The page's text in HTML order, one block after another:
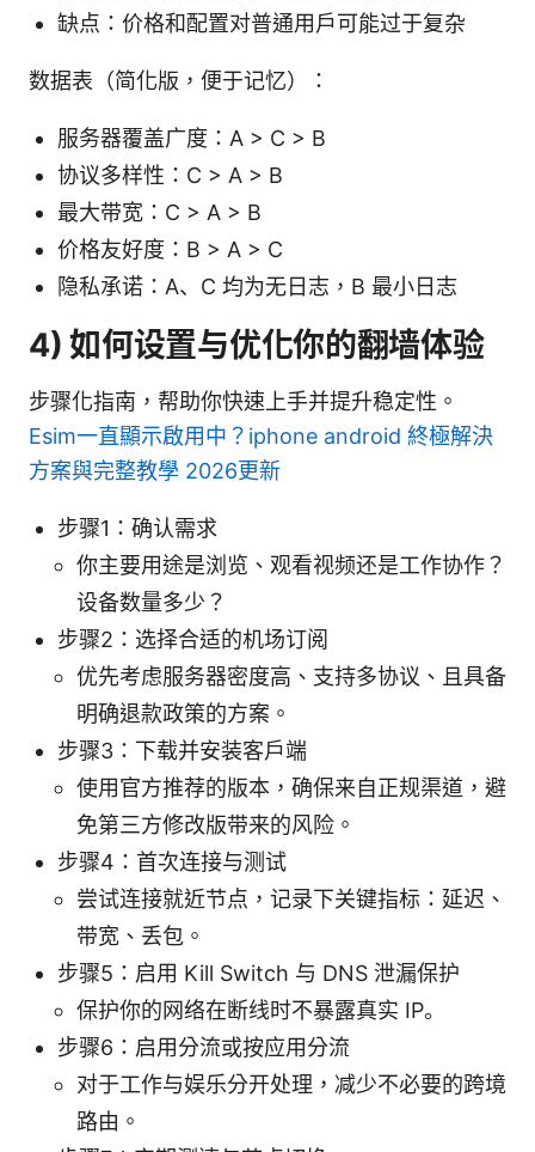
缺点：价格和配置对普通用户可能过于复杂
数据表（简化版，便于记忆）：
服务器覆盖广度：A > C > B
协议多样性：C > A > B
最大带宽：C > A > B
价格友好度：B > A > C
隐私承诺：A、C 均为无日志，B 最小日志
4) 如何设置与优化你的翻墙体验
步骤化指南，帮助你快速上手并提升稳定性。
Esim一直顯示啟用中？iphone android 終極解決
方案與完整教學 2026更新
步骤1：确认需求
你主要用途是浏览、观看视频还是工作协作？
设备数量多少？
步骤2：选择合适的机场订阅
优先考虑服务器密度高、支持多协议、且具备
明确退款政策的方案。
步骤3：下载并安装客户端
使用官方推荐的版本，确保来自正规渠道，避
免第三方修改版带来的风险。
步骤4：首次连接与测试
尝试连接就近节点，记录下关键指标：延迟、
带宽、丢包。
步骤5：启用 Kill Switch 与 DNS 泄漏保护
保护你的网络在断线时不暴露真实 IP。
步骤6：启用分流或按应用分流
对于工作与娱乐分开处理，减少不必要的跨境
路由。